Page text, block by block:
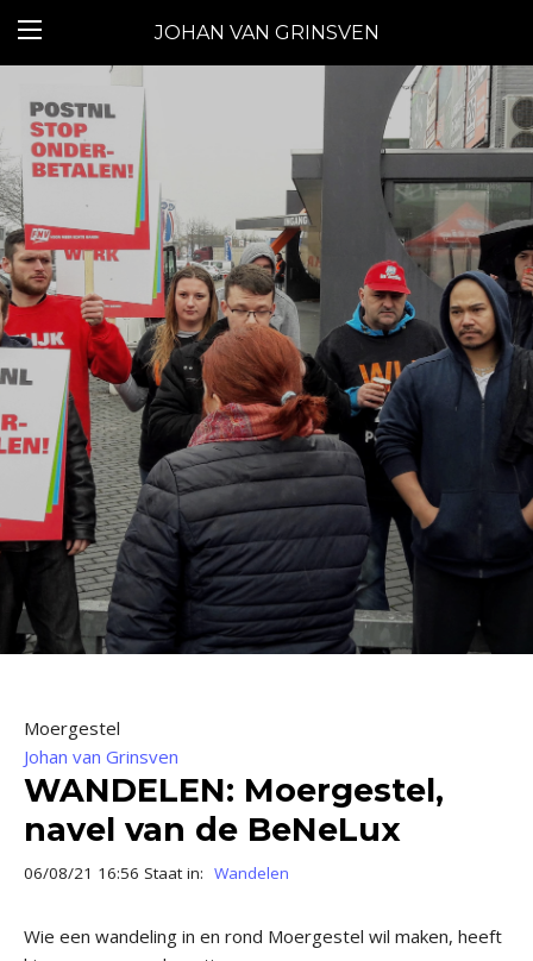
JOHAN VAN GRINSVEN
Moergestel
Johan van Grinsven
WANDELEN: Moergestel,
navel van de BeNeLux
06/08/21 16:56 Staat in: Wandelen
Wie een wandeling in en rond Moergestel wil maken, heeft